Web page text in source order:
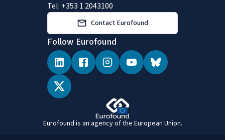
Tel: +353 1 2043100
Contact Eurofound
Follow Eurofound
Eurofound is an agency of the European Union.